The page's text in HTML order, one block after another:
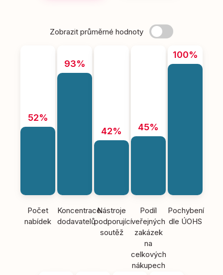
Zobrazit průměrné hodnoty
52%
Počet
nabídek
93%
Koncentrace
dodavatelů
42%
Nástroje
podporující
soutěž
45%
Podíl
veřejných
zakázek
na
celkových
nákupech
100%
Pochybení
dle ÚOHS